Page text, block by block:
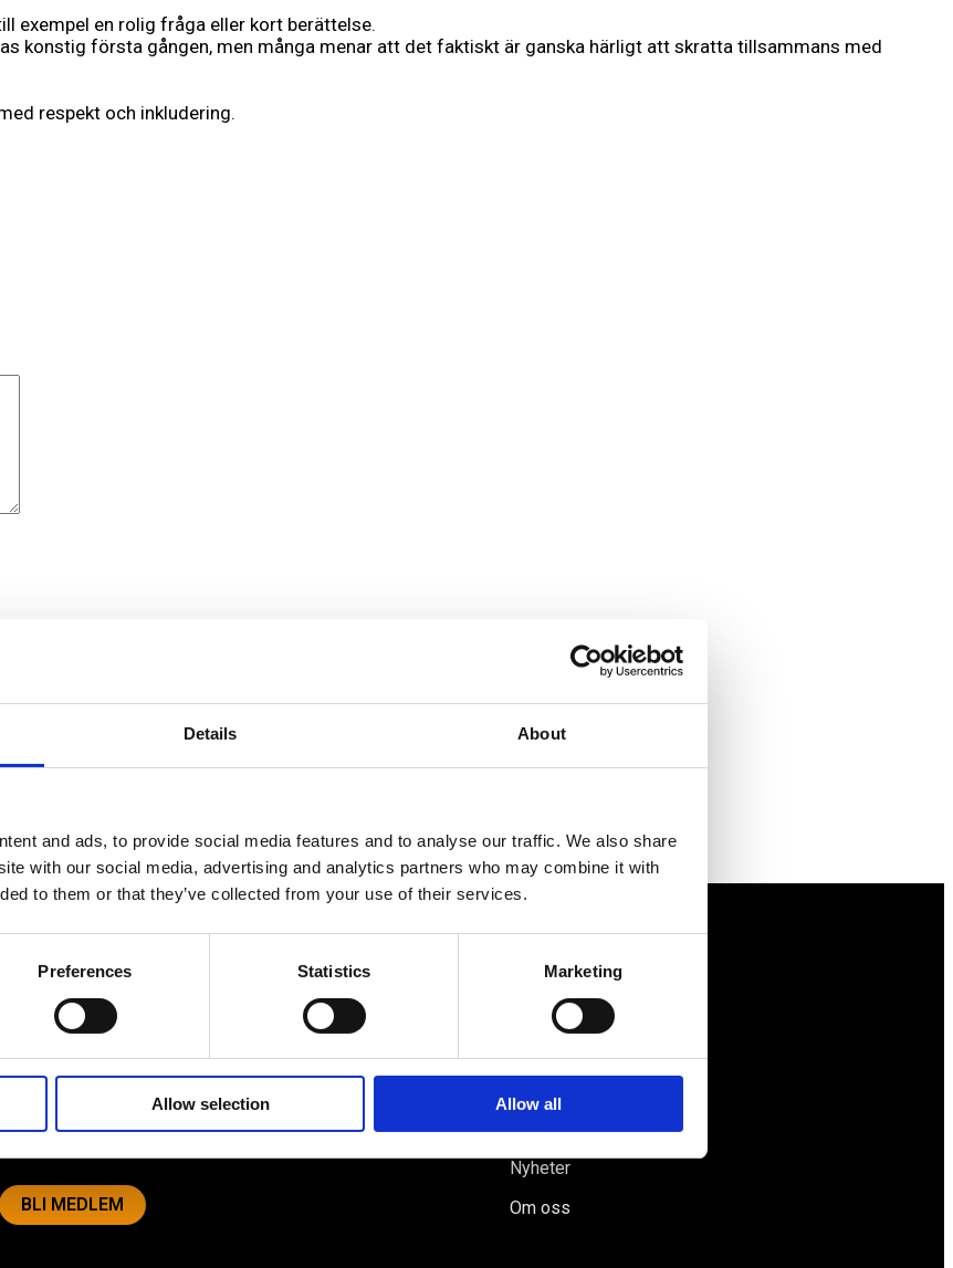
Details About
and ads, to provide social media features and to analyse our traffic. We also share
with our social media, advertising and analytics partners who may combine it with
to them or that they’ve collected from your use of their services.
Preferences Statistics Marketing
Allow selection Allow all
exempel en rolig fråga eller kort berättelse.
konstig första gången, men många menar att det faktiskt är ganska härligt att skratta tillsammans med
respekt och inkludering.
nästa gång jag skriver en kommentar.
Av småföretagare, för småföretagare
Ett medlemskap späckat med
småföretagaranpassade medlemstjänster och
Din egen inköpsavdelning, rådgivning,
och mycket mer. Vi fokuserar på
soloföretagare och små företag med företagaren i
Vi är själva småföretagare och vet hur
BLI MEDLEM
Näringspolitik
Förmåner
Tips
Nyheter
Om oss